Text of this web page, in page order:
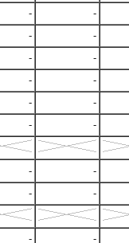
-
-
-
-
-
-
-
-
-
-
-
-
-
-
-
-
-
-